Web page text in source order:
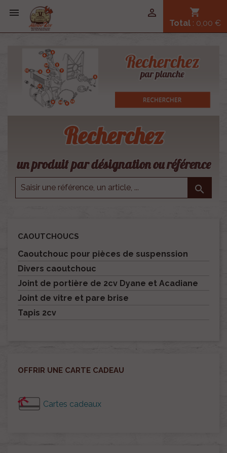
 shopping_cart
Total : 0,00 €

Recherchez
un produit par désignation ou référence

CAOUTCHOUCS
Caoutchouc pour pièces de suspenssion
Divers caoutchouc
Joint de portière de 2cv Dyane et Acadiane
Joint de vitre et pare brise
Tapis 2cv
OFFRIR UNE CARTE CADEAU
Cartes cadeaux